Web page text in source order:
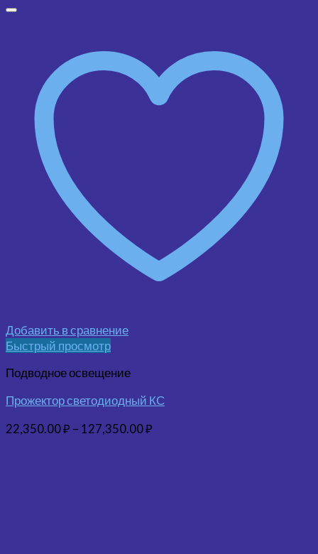
Добавить в сравнение
Быстрый просмотр
Подводное освещение
Прожектор светодиодный КС
22,350.00₽ – 127,350.00₽